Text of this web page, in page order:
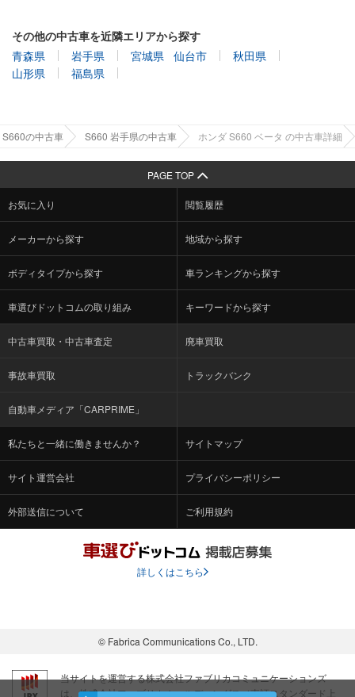
その他の中古車を近隣エリアから探す
青森県
岩手県 宮城県 仙台市
秋田県
山形県
福島県
S660の中古車 S660 岩手県の中古車 ホンダ S660 ベータ の中古車詳細
PAGE TOP
お気に入り 閲覧履歴
メーカーから探す 地域から探す
ボディタイプから探す 車ランキングから探す
車選びドットコムの取り組み キーワードから探す
中古車買取・中古車査定 廃車買取
事故車買取 トラックバンク
自動車メディア「CARPRIME」
私たちと一緒に働きませんか？ サイトマップ
サイト運営会社 プライバシーポリシー
外部送信について ご利用規約
詳しくはこちら
© Fabrica Communications Co., LTD.
当サイトを運営する株式会社ファブリカコミュニケーションズ
は、株式会社ファブリカホールディングス（東証スタンダード上